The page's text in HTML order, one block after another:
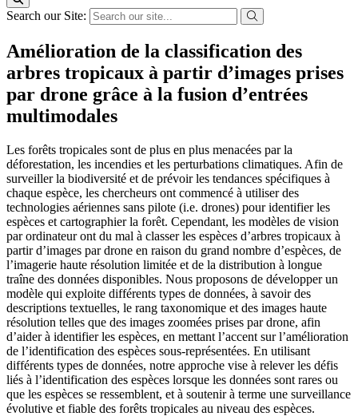
Search our Site:
Amélioration de la classification des
arbres tropicaux à partir d’images prises
par drone grâce à la fusion d’entrées
multimodales
Les forêts tropicales sont de plus en plus menacées par la
déforestation, les incendies et les perturbations climatiques. Afin de
surveiller la biodiversité et de prévoir les tendances spécifiques à
chaque espèce, les chercheurs ont commencé à utiliser des
technologies aériennes sans pilote (i.e. drones) pour identifier les
espèces et cartographier la forêt. Cependant, les modèles de vision
par ordinateur ont du mal à classer les espèces d’arbres tropicaux à
partir d’images par drone en raison du grand nombre d’espèces, de
l’imagerie haute résolution limitée et de la distribution à longue
traîne des données disponibles. Nous proposons de développer un
modèle qui exploite différents types de données, à savoir des
descriptions textuelles, le rang taxonomique et des images haute
résolution telles que des images zoomées prises par drone, afin
d’aider à identifier les espèces, en mettant l’accent sur l’amélioration
de l’identification des espèces sous-représentées. En utilisant
différents types de données, notre approche vise à relever les défis
liés à l’identification des espèces lorsque les données sont rares ou
que les espèces se ressemblent, et à soutenir à terme une surveillance
évolutive et fiable des forêts tropicales au niveau des espèces.